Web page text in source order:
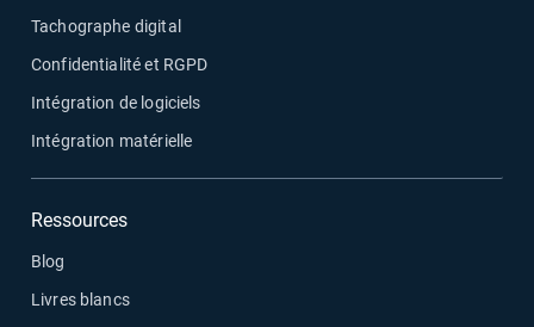
Tachographe digital
Confidentialité et RGPD
Intégration de logiciels
Intégration matérielle
Ressources
Blog
Livres blancs